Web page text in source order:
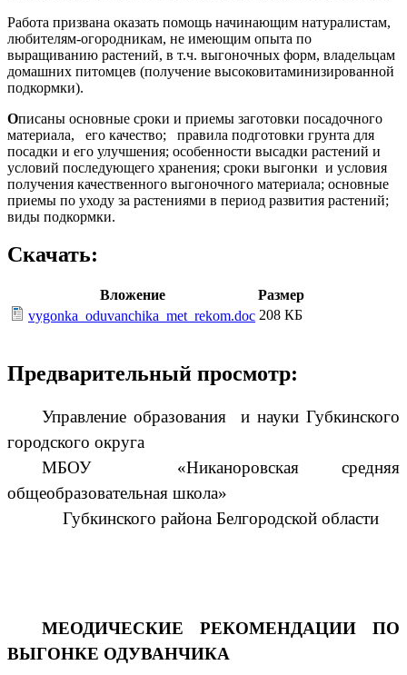
Работа призвана оказать помощь начинающим натуралистам,
любителям-огородникам, не имеющим опыта по
выращиванию растений, в т.ч. выгоночных форм, владельцам
домашних питомцев (получение высоковитаминизированной
подкормки).
Описаны основные сроки и приемы заготовки посадочного
материала, его качество; правила подготовки грунта для
посадки и его улучшения; особенности высадки растений и
условий последующего хранения; сроки выгонки и условия
получения качественного выгоночного материала; основные
приемы по уходу за растениями в период развития растений;
виды подкормки.
Скачать:
Вложение
Размер
vygonka_oduvanchika_met_rekom.doc 208 КБ
Предварительный просмотр:
Управление образования и науки Губкинского
городского округа
МБОУ «Никаноровская средняя
общеобразовательная школа»
Губкинского района Белгородской области
МЕОДИЧЕСКИЕ РЕКОМЕНДАЦИИ ПО
ВЫГОНКЕ ОДУВАНЧИКА